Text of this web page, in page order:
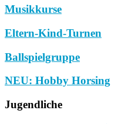
Musikkurse
Eltern-Kind-Turnen
Ballspielgruppe
NEU: Hobby Horsing
Jugendliche